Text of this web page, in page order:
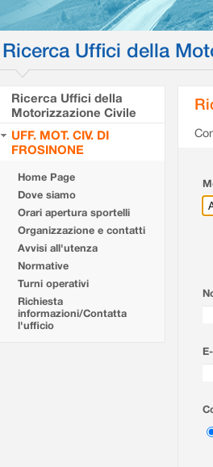
Ricerca Uffici della
Ricerca Uffici della
Motorizzazione Civile
UFF. MOT. CIV. DI
FROSINONE
Home Page
Dove siamo
Orari apertura sportelli
Organizzazione e contatti
Avvisi all'utenza
Normative
Turni operativi
Richiesta
informazioni/Contatta
l'ufficio